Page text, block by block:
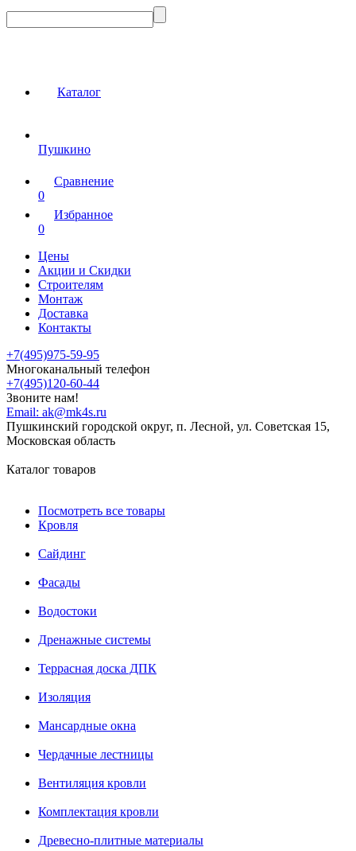
Каталог
Пушкино
Сравнение
0
Избранное
0
Цены
Акции и Скидки
Строителям
Монтаж
Доставка
Контакты
+7(495)975-59-95
Многоканальный телефон
+7(495)120-60-44
Звоните нам!
Email: ak@mk4s.ru
Пушкинский городской округ, п. Лесной, ул. Советская 15,
Московская область
Каталог товаров
Посмотреть все товары
Кровля
Сайдинг
Фасады
Водостоки
Дренажные системы
Террасная доска ДПК
Изоляция
Мансардные окна
Чердачные лестницы
Вентиляция кровли
Комплектация кровли
Древесно-плитные материалы